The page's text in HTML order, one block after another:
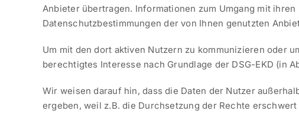
Anbieter übertragen. Informationen zum Umgang mit
Datenschutzbestimmungen der von Ihnen genutzten
Um mit den dort aktiven Nutzern zu kommunizieren oder
berechtigtes Interesse nach Grundlage der DSG-EKD (in
Wir weisen darauf hin, dass die Daten der Nutzer
ergeben, weil z.B. die Durchsetzung der Rechte